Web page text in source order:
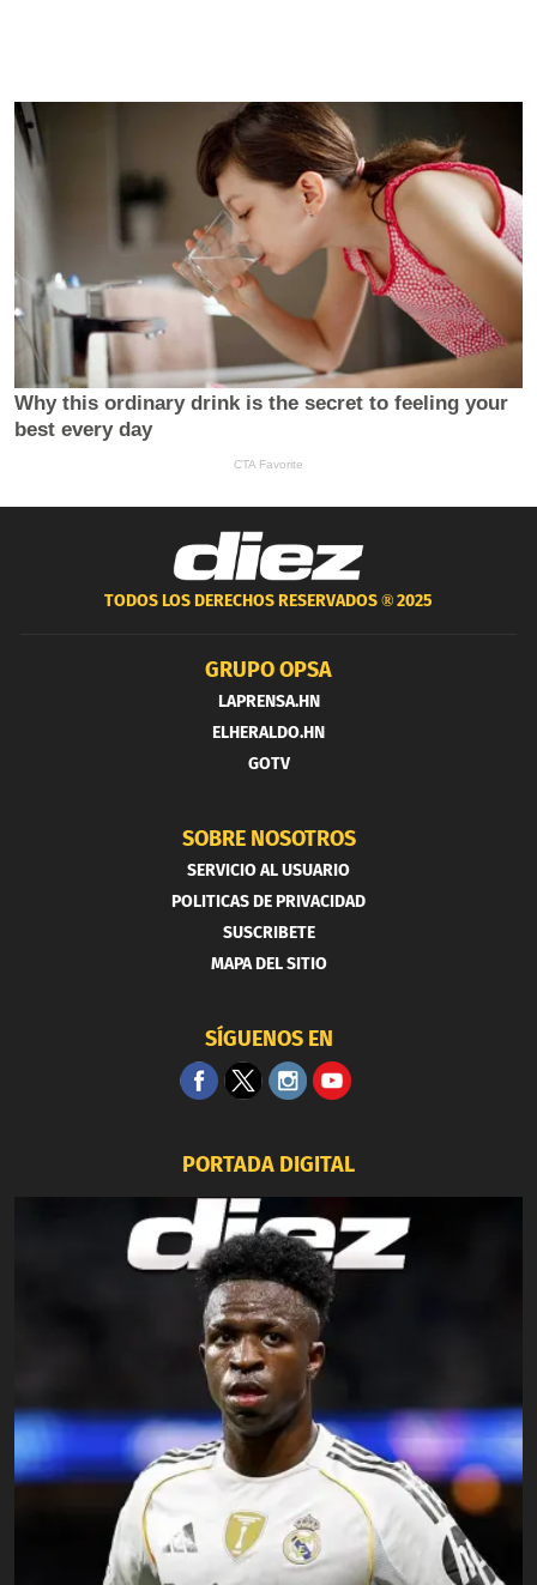
TODOS LOS DERECHOS RESERVADOS ®2025
GRUPO OPSA
LAPRENSA.HN
ELHERALDO.HN
GOTV
SOBRE NOSOTROS
SERVICIO AL USUARIO
POLITICAS DE PRIVACIDAD
SUSCRIBETE
MAPA DEL SITIO
SÍGUENOS EN
PORTADA DIGITAL